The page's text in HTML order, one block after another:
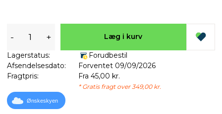
- + Læg i kurv
Lagerstatus:
Forudbestil
Afsendelsesdato:
Forventet 09/09/2026
Fragtpris:
Fra 45,00 kr.
* Gratis fragt over 349,00 kr.
Ønskeskyen